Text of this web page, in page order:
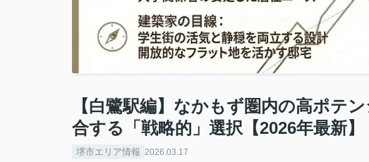
【白鷺駅編】なかもず圏内の高ポテ
合する「戦略的」選択【2026年最新】
堺市エリア情報 2026.03.17